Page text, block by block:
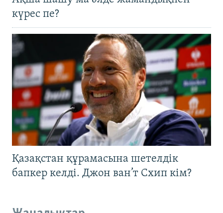
күрес пе?
Қазақстан құрамасына шетелдік
бапкер келді. Джон ван’т Схип кім?